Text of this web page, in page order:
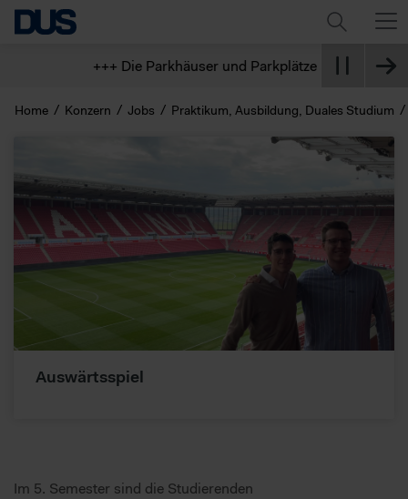
+++ Die Parkhäuser und Parkplätze am
Home Konzern Jobs Praktikum, Ausbildung, Duales Studium
Auswärtsspiel
Im 5. Semester sind die Studierenden